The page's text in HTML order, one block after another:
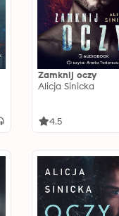
Zamknij oczy
Alicja Sinicka
4.5